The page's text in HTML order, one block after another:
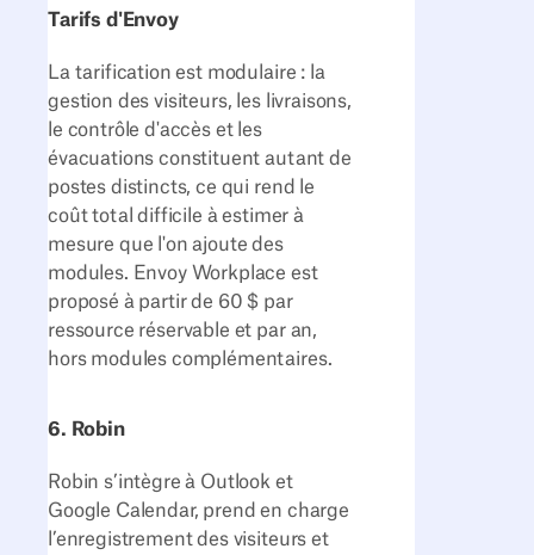
Tarifs d'Envoy
La tarification est modulaire : la
gestion des visiteurs, les livraisons,
le contrôle d'accès et les
évacuations constituent autant de
postes distincts, ce qui rend le
coût total difficile à estimer à
mesure que l'on ajoute des
modules. Envoy Workplace est
proposé à partir de 60 $ par
ressource réservable et par an,
hors modules complémentaires.
6. Robin
Robin s’intègre à Outlook et
Google Calendar, prend en charge
l’enregistrement des visiteurs et